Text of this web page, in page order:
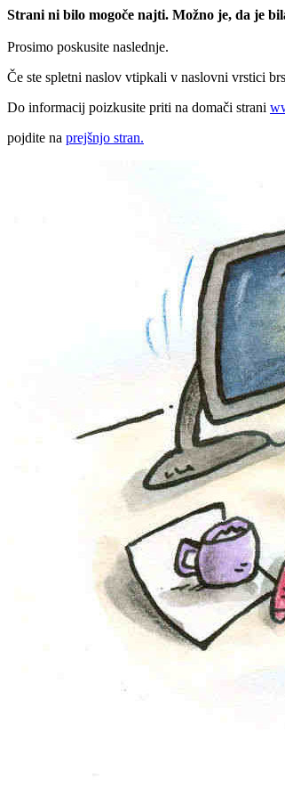
Strani ni bilo mogoče najti. Možno je, da je
Prosimo poskusite naslednje.
Če ste spletni naslov vtipkali v naslovni vrstici
Do informacij poizkusite priti na domači strani
pojdite na prejšnjo stran.